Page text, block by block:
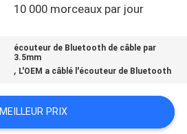
10 000 morceaux par jour
écouteur de Bluetooth de câble par
3.5mm
, L'OEM a câblé l'écouteur de Bluetooth
MEILLEUR PRIX